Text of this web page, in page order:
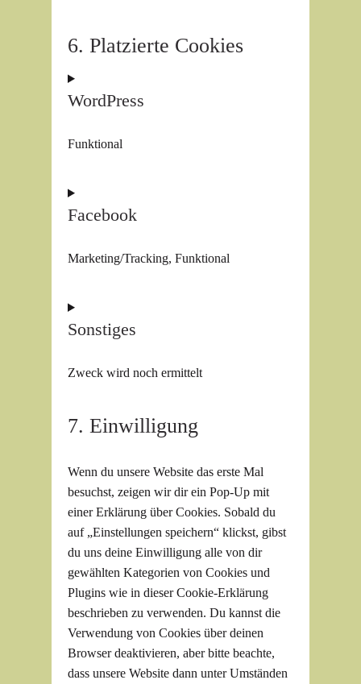
6. Platzierte Cookies
WordPress
Funktional
Consent
to
wordpress
Facebook
Marketing/Tracking, Funktional
Consent
to
facebook
Sonstiges
Zweck wird noch ermittelt
Consent
7. Einwilligung
Wenn du unsere Website das erste Mal
besuchst, zeigen wir dir ein Pop-Up mit
einer Erklärung über Cookies. Sobald du
auf „Einstellungen speichern“ klickst, gibst
du uns deine Einwilligung alle von dir
gewählten Kategorien von Cookies und
Plugins wie in dieser Cookie-Erklärung
beschrieben zu verwenden. Du kannst die
Verwendung von Cookies über deinen
Browser deaktivieren, aber bitte beachte,
dass unsere Website dann unter Umständen